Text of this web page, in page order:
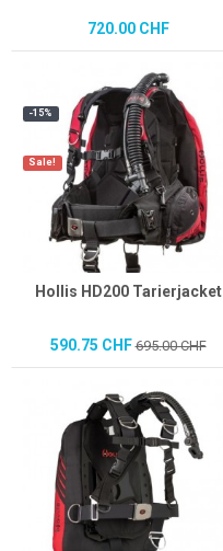
720.00 CHF
Sale!
Hollis HD200 Tarierjacket
590.75 CHF695.00 CHF
-15%